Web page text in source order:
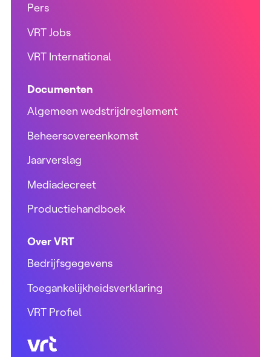
Pers
VRT Jobs
VRT International
Documenten
Algemeen wedstrijdreglement
Beheersovereenkomst
Jaarverslag
Mediadecreet
Productiehandboek
Over VRT
Bedrijfsgegevens
Toegankelijkheidsverklaring
VRT Profiel
VRT (home)